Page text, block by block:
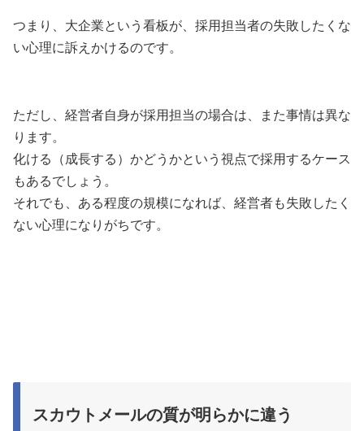
つまり、大企業という看板が、採用担当者の失敗したくな
い心理に訴えかけるのです。
ただし、経営者自身が採用担当の場合は、また事情は異な
ります。
化ける（成長する）かどうかという視点で採用するケース
もあるでしょう。
それでも、ある程度の規模になれば、経営者も失敗したく
ない心理になりがちです。
スカウトメールの質が明らかに違う